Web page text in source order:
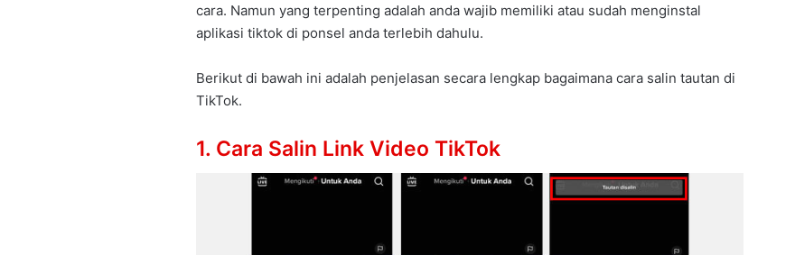
cara. Namun yang terpenting adalah anda wajib memiliki atau sudah menginstal
aplikasi tiktok di ponsel anda terlebih dahulu.
Berikut di bawah ini adalah penjelasan secara lengkap bagaimana cara salin tautan di
TikTok.
1. Cara Salin Link Video TikTok